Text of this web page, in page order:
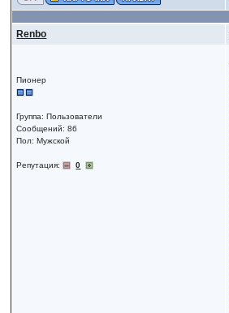
Renbo
Пионер
Группа: Пользователи
Сообщений: 86
Пол: Мужской
Репутация: 0